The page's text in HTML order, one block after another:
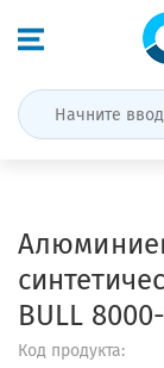
BULL
Код продукта: